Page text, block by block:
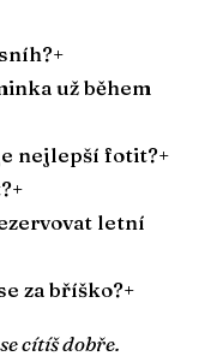
+
už během
nejlepší fotit?+
+
letní
za bříško?+
cítíš dobře.